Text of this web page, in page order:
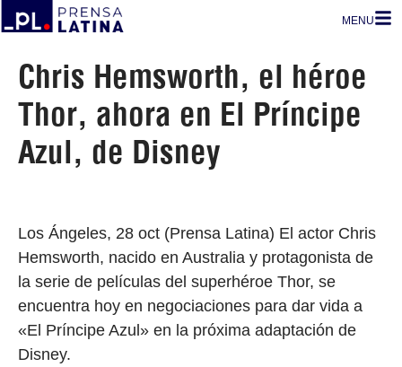
MENU
Chris Hemsworth, el héroe
Thor, ahora en El Príncipe
Azul, de Disney
Los Ángeles, 28 oct (Prensa Latina) El actor Chris
Hemsworth, nacido en Australia y protagonista de
la serie de películas del superhéroe Thor, se
encuentra hoy en negociaciones para dar vida a
«El Príncipe Azul» en la próxima adaptación de
Disney.